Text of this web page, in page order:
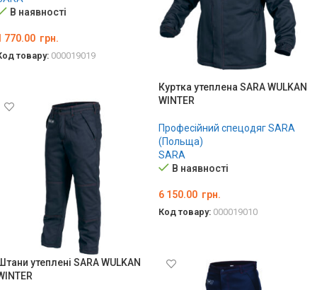
В наявності
770.00 грн.
товару: 000019019
Куртка утеплена SARA WULKAN
WINTER
Професійний спецодяг SARA
(Польща)
SARA
В наявності
6 150.00 грн.
Код товару: 000019010
утеплені SARA WULKAN